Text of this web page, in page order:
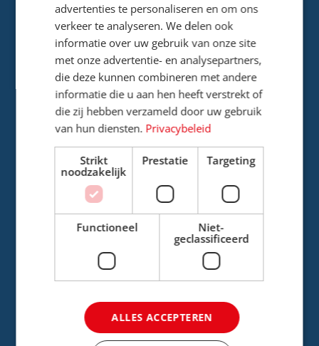
info@reiswerk.nl
Werving & selectie
Vacaturebank
Onboarding
Offboarding
Arbeidszaken
Cao reisbranche
Arbeidsmarktonderzoek
advertenties te personaliseren en om ons
verkeer te analyseren. We delen ook
informatie over uw gebruik van onze site
met onze advertentie- en analysepartners,
die deze kunnen combineren met andere
informatie die u aan hen heeft verstrekt of
die zij hebben verzameld door uw gebruik
van hun diensten. Privacybeleid
Strikt
noodzakelijk
Prestatie Targeting
Functioneel
Niet-
geclassificeerd
ALLES ACCEPTEREN